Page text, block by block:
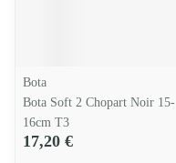
Bota
Bota Soft 2 Chopart Noir 15-
16cm T3
17,20 €